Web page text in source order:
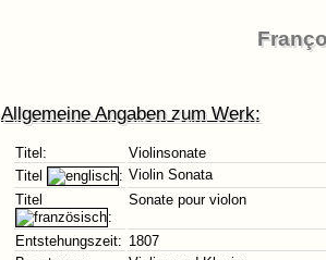
Allgemeine Angaben zum Werk:
Titel:
Violinsonate
Titel
: Violin Sonata
Titel
:
Sonate pour violon
Entstehungszeit: 1807